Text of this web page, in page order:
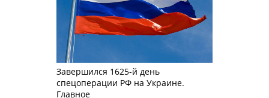
Завершился 1625-й день
спецоперации РФ на Украине.
Главное